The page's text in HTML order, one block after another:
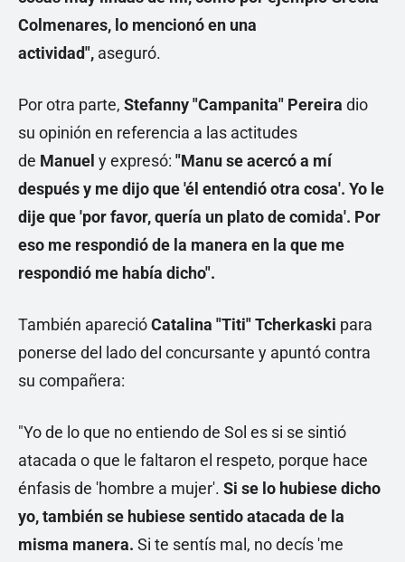
Colmenares, lo mencionó en una
actividad", aseguró.
Por otra parte, Stefanny "Campanita" Pereira dio
su opinión en referencia a las actitudes
de Manuel y expresó: "Manu se acercó a mí
después y me dijo que 'él entendió otra cosa'. Yo le
dije que 'por favor, quería un plato de comida'. Por
eso me respondió de la manera en la que me
respondió me había dicho".
También aparecióCatalina "Titi" Tcherkaski para
ponerse del lado del concursante y apuntó contra
su compañera:
"Yo de lo que no entiendo de Sol es si se sintió
atacada o que le faltaron el respeto, porque hace
énfasis de 'hombre a mujer'. Si se lo hubiese dicho
yo, también se hubiese sentido atacada de la
misma manera. Si te sentís mal, no decís 'me